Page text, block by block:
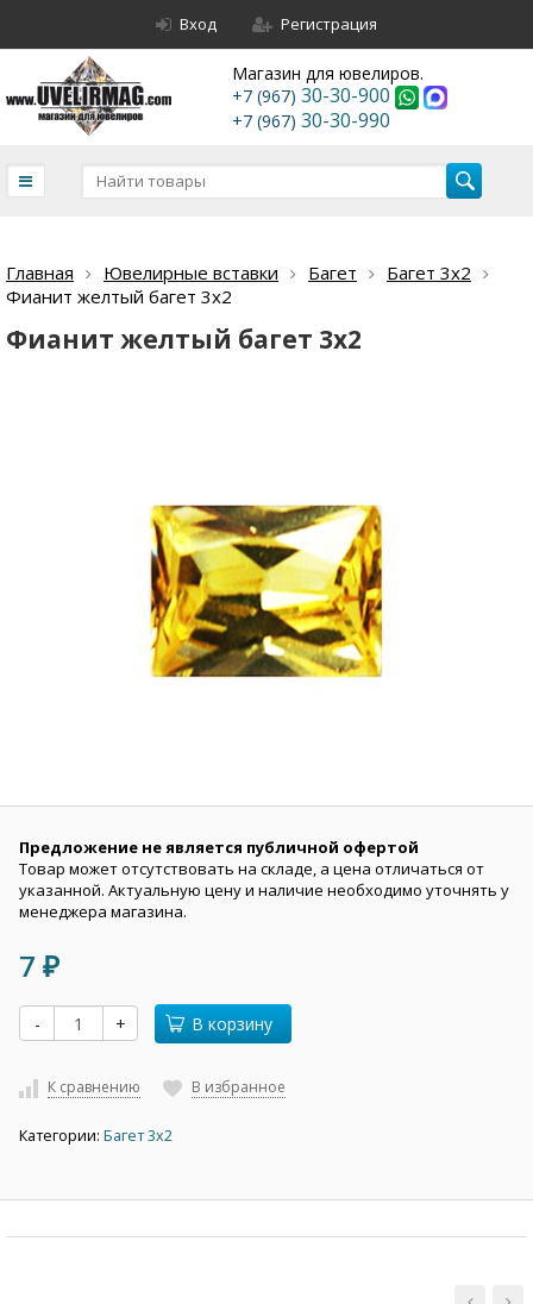
Вход Регистрация
Магазин для ювелиров.
+7 (967) 30-30-900
+7 (967) 30-30-990
Главная Ювелирные вставки Багет
Багет 3х2
Фианит желтый багет 3х2
Фианит желтый багет 3х2
Предложение не является публичной офертой
Товар может отсутствовать на складе, а цена отличаться от
указанной. Актуальную цену и наличие необходимо уточнять у
менеджера магазина.
7 ₽
- + В корзину
К сравнению В избранное
Категории: Багет 3х2